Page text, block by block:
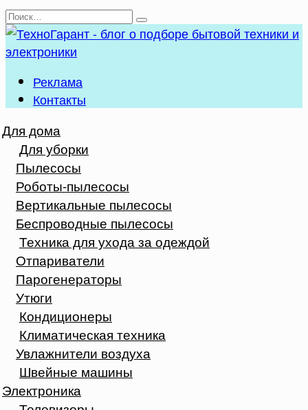
Перейти
к
содержанию
Search
for:
Реклама
Контакты
Для дома
Для уборки
Пылесосы
Роботы-пылесосы
Вертикальные пылесосы
Беспроводные пылесосы
Техника для ухода за одеждой
Отпариватели
Парогенераторы
Утюги
Кондиционеры
Климатическая техника
Увлажнители воздуха
Швейные машины
Электроника